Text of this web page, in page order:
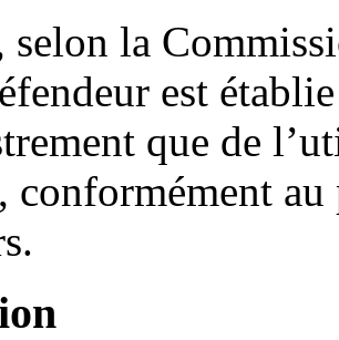
selon la
est
que de
au